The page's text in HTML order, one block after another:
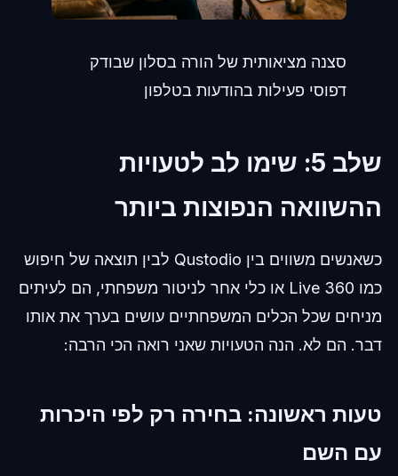
סצנה מציאותית של הורה בסלון שבודק
דפוסי פעילות בהודעות בטלפון
שלב 5: שימו לב לטעויות
ההשוואה הנפוצות ביותר
כשאנשים משווים בין Qustodio לבין תוצאה של חיפוש
כמו Live 360 או כלי אחר לניטור משפחתי, הם לעיתים
מניחים שכל הכלים המשפחתיים עושים בערך את אותו
דבר. הם לא. הנה הטעויות שאני רואה הכי הרבה:
טעות ראשונה: בחירה רק לפי היכרות
עם השם